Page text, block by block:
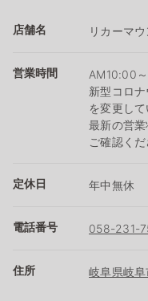
店舗名 リカーマ
営業時間
AM10:00
新型コロ
を変更して
最新の営
ご確認くだ
定休日 年中無休
電話番号 058-231-
住所 岐阜県岐